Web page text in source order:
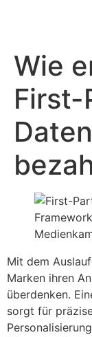
Wie
Mit dem
Marken ihren
überdenken.
sorgt für